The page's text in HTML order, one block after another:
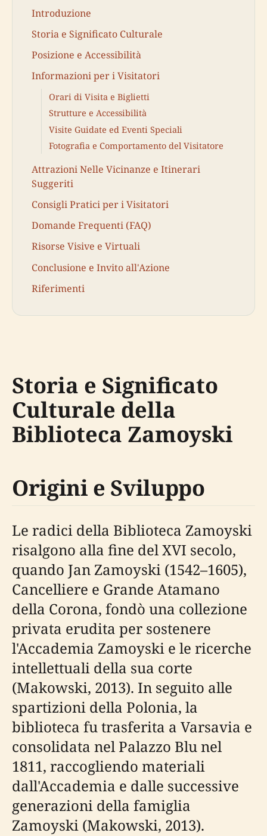
Introduzione
Storia e Significato Culturale
Posizione e Accessibilità
Informazioni per i Visitatori
Orari di Visita e Biglietti
Strutture e Accessibilità
Visite Guidate ed Eventi Speciali
Fotografia e Comportamento del Visitatore
Attrazioni Nelle Vicinanze e Itinerari
Suggeriti
Consigli Pratici per i Visitatori
Domande Frequenti (FAQ)
Risorse Visive e Virtuali
Conclusione e Invito all'Azione
Riferimenti
Storia e Significato
Culturale della
Biblioteca Zamoyski
Origini e Sviluppo
Le radici della Biblioteca Zamoyski
risalgono alla fine del XVI secolo,
quando Jan Zamoyski (1542–1605),
Cancelliere e Grande Atamano
della Corona, fondò una collezione
privata erudita per sostenere
l'Accademia Zamoyski e le ricerche
intellettuali della sua corte
(Makowski, 2013). In seguito alle
spartizioni della Polonia, la
biblioteca fu trasferita a Varsavia e
consolidata nel Palazzo Blu nel
1811, raccogliendo materiali
dall'Accademia e dalle successive
generazioni della famiglia
Zamoyski (Makowski, 2013).